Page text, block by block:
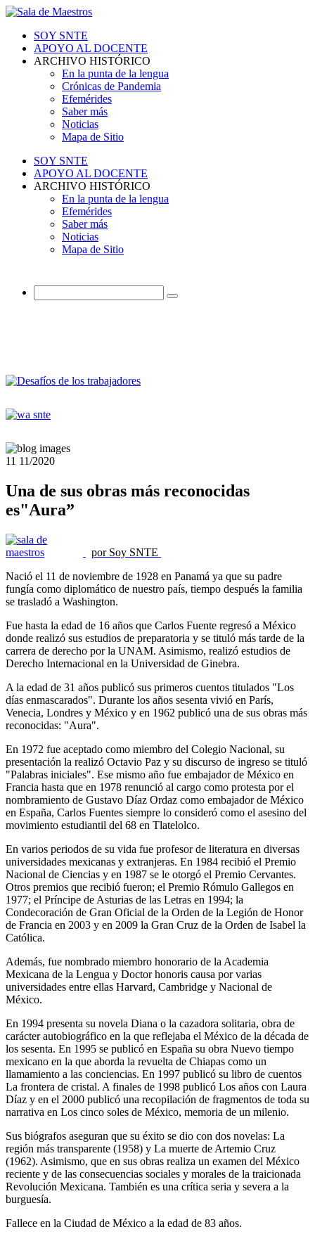
SOY SNTE
APOYO AL DOCENTE
ARCHIVO HISTÓRICO
En la punta de la lengua
Crónicas de Pandemia
Efemérides
Saber más
Noticias
Mapa de Sitio
SOY SNTE
APOYO AL DOCENTE
ARCHIVO HISTÓRICO
En la punta de la lengua
Efemérides
Saber más
Noticias
Mapa de Sitio
11 11/2020
Una de sus obras más reconocidas
es"Aura”
por Soy SNTE
Nació el 11 de noviembre de 1928 en Panamá ya que su padre
fungía como diplomático de nuestro país, tiempo después la familia
se trasladó a Washington.
Fue hasta la edad de 16 años que Carlos Fuente regresó a México
donde realizó sus estudios de preparatoria y se tituló más tarde de la
carrera de derecho por la UNAM. Asimismo, realizó estudios de
Derecho Internacional en la Universidad de Ginebra.
A la edad de 31 años publicó sus primeros cuentos titulados "Los
días enmascarados". Durante los años sesenta vivió en París,
Venecia, Londres y México y en 1962 publicó una de sus obras más
reconocidas: "Aura".
En 1972 fue aceptado como miembro del Colegio Nacional, su
presentación la realizó Octavio Paz y su discurso de ingreso se tituló
"Palabras iniciales". Ese mismo año fue embajador de México en
Francia hasta que en 1978 renunció al cargo como protesta por el
nombramiento de Gustavo Díaz Ordaz como embajador de México
en España, Carlos Fuentes siempre lo consideró como el asesino del
movimiento estudiantil del 68 en Tlatelolco.
En varios periodos de su vida fue profesor de literatura en diversas
universidades mexicanas y extranjeras. En 1984 recibió el Premio
Nacional de Ciencias y en 1987 se le otorgó el Premio Cervantes.
Otros premios que recibió fueron; el Premio Rómulo Gallegos en
1977; el Príncipe de Asturias de las Letras en 1994; la
Condecoración de Gran Oficial de la Orden de la Legión de Honor
de Francia en 2003 y en 2009 la Gran Cruz de la Orden de Isabel la
Católica.
Además, fue nombrado miembro honorario de la Academia
Mexicana de la Lengua y Doctor honoris causa por varias
universidades entre ellas Harvard, Cambridge y Nacional de
México.
En 1994 presenta su novela Diana o la cazadora solitaria, obra de
carácter autobiográfico en la que reflejaba el México de la década de
los sesenta. En 1995 se publicó en España su obra Nuevo tiempo
mexicano en la que aborda la revuelta de Chiapas como un
llamamiento a las conciencias. En 1997 publicó su libro de cuentos
La frontera de cristal. A finales de 1998 publicó Los años con Laura
Díaz y en el 2000 publicó una recopilación de fragmentos de toda su
narrativa en Los cinco soles de México, memoria de un milenio.
Sus biógrafos aseguran que su éxito se dio con dos novelas: La
región más transparente (1958) y La muerte de Artemio Cruz
(1962). Asimismo, que en sus obras realiza un examen del México
reciente y de las consecuencias sociales y morales de la traicionada
Revolución Mexicana. También es una crítica seria y severa a la
burguesía.
Fallece en la Ciudad de México a la edad de 83 años.